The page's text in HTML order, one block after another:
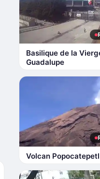
Basilique de la
Guadalupe
Volcan Popocatepetl